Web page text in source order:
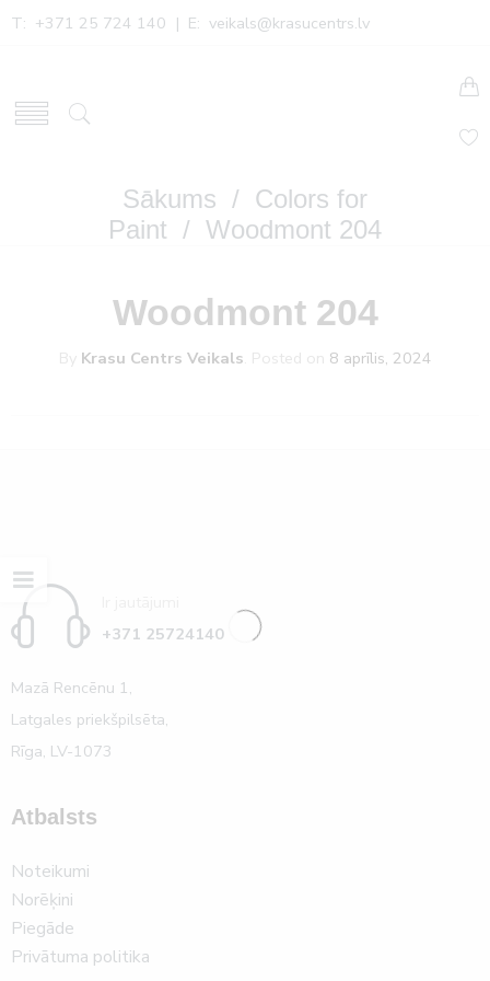
T: +371 25 724 140 | E: veikals@krasucentrs.lv
Sākums / Colors for
Paint / Woodmont 204
Woodmont 204
By Krasu Centrs Veikals Posted on 8 aprīlis, 2024
+371 25724140
Mazā Rencēnu 1,
Latgales priekšpilsēta,
Rīga, LV-1073
Atbalsts
Noteikumi
Norēķini
Piegāde
Privātuma politika